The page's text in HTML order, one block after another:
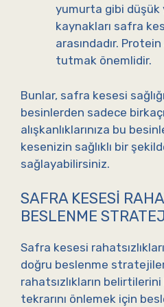
yumurta gibi düşük
kaynakları safra
arasındadır. Protein
tutmak önemlidir.
Bunlar, safra kesesi
besinlerden sadece
alışkanlıklarınıza bu
kesenizin sağlıklı bir
sağlayabilirsiniz.
SAFRA KESESI
BESLENME
Safra kesesi
doğru beslenme
rahatsızlıkların
tekrarını önlemek için